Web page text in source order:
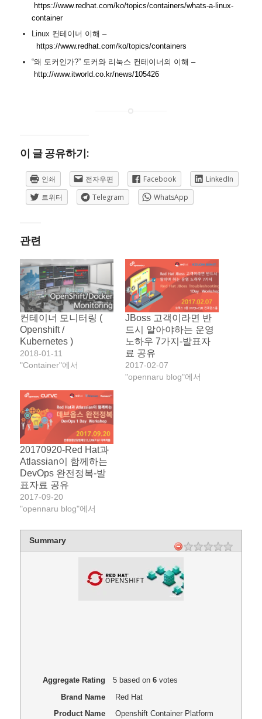
https://www.redhat.com/ko/topics/containers/whats-a-linux-
container
Linux 컨테이너 이해 –
https://www.redhat.com/ko/topics/containers
“왜 도커인가?” 도커와 리눅스 컨테이너의 이해 –
http://www.itworld.co.kr/news/105426
이 글 공유하기:
인쇄 전자우편 Facebook
LinkedIn
트위터
Telegram WhatsApp
관련
컨테이너 모니터링 (
Openshift /
Kubernetes )
2018-01-11
"Container"에서
JBoss 고객이라면 반
드시 알아야하는 운영
노하우 7가지-발표자
료 공유
2017-02-07
"opennaru blog"에서
20170920-Red Hat과
Atlassian이 함께하는
DevOps 완전정복-발
표자료 공유
2017-09-20
"opennaru blog"에서
Summary
Aggregate Rating 5based on 6votes
Brand Name
Red Hat
Product Name
Openshift Container Platform